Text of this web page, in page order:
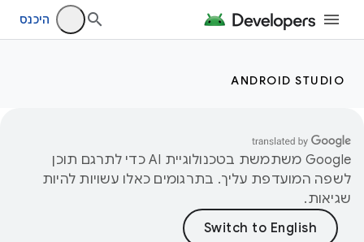
היכנס
ANDROID STUDIO
‫Google משתמשת בטכנולוגיית AI כדי לתרגם תוכן
לשפה המועדפת עליך. בתרגומים כאלו עשויות להיות
שגיאות.